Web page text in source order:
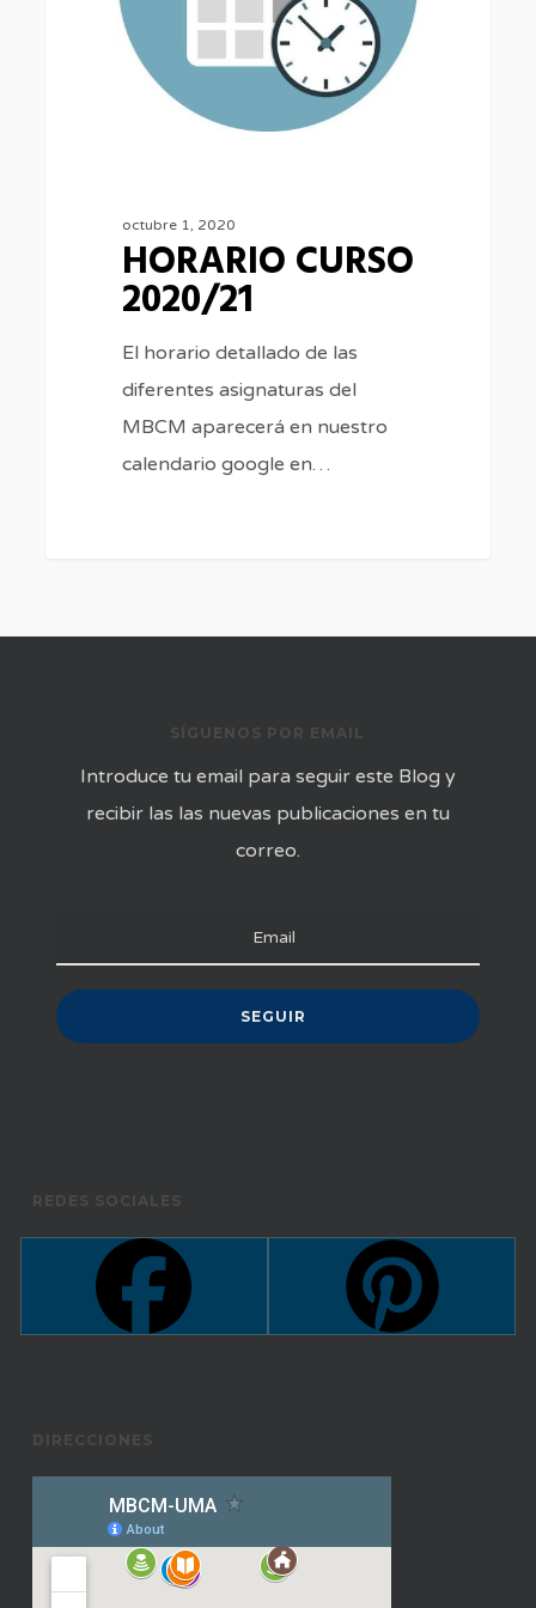
octubre 1, 2020
HORARIO CURSO
2020/21
El horario detallado de las
diferentes asignaturas del
MBCM aparecerá en nuestro
calendario google en…
SÍGUENOS POR EMAIL
Introduce tu email para seguir este Blog y
recibir las las nuevas publicaciones en tu
correo.
REDES SOCIALES
DIRECCIONES